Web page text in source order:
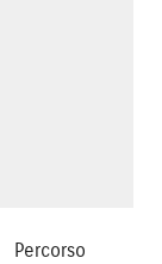
Percorso